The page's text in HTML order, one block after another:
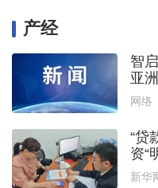
产经
智
亚
国
大
网络
“贷
资“
新华